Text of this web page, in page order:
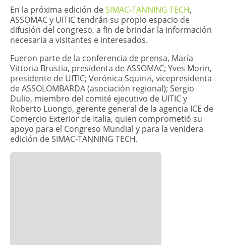
En la próxima edición deSIMAC-TANNING TECH,
ASSOMAC y UITIC tendrán su propio espacio de
difusión del congreso, a fin de brindar la información
necesaria a visitantes e interesados.
Fueron parte de la conferencia de prensa, María
Vittoria Brustia, presidenta de ASSOMAC; Yves Morin,
presidente de UITIC; Verónica Squinzi, vicepresidenta
de ASSOLOMBARDA (asociación regional); Sergio
Dulio, miembro del comité ejecutivo de UITIC y
Roberto Luongo, gerente general de la agencia ICE de
Comercio Exterior de Italia, quien comprometió su
apoyo para el Congreso Mundial y para la venidera
edición de SIMAC-TANNING TECH.